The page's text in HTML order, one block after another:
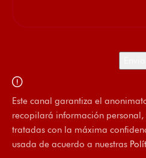
Este canal garantiza el
recopilará información personal,
tratadas con la máxima
usada de acuerdo a nuestras